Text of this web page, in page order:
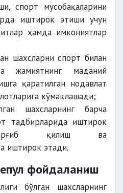
спорт мусобақаларини
иштирок этиши учун
ҳамда имкониятлар
шахсларни спорт билан
жамиятнинг маданий
қаратилган нодавлат
кўмаклашади;
шахсларнинг барча
тадбирларида иштирок
қилиш ва
иштирок этади.
фойдаланиш
бўлган шахсларнинг